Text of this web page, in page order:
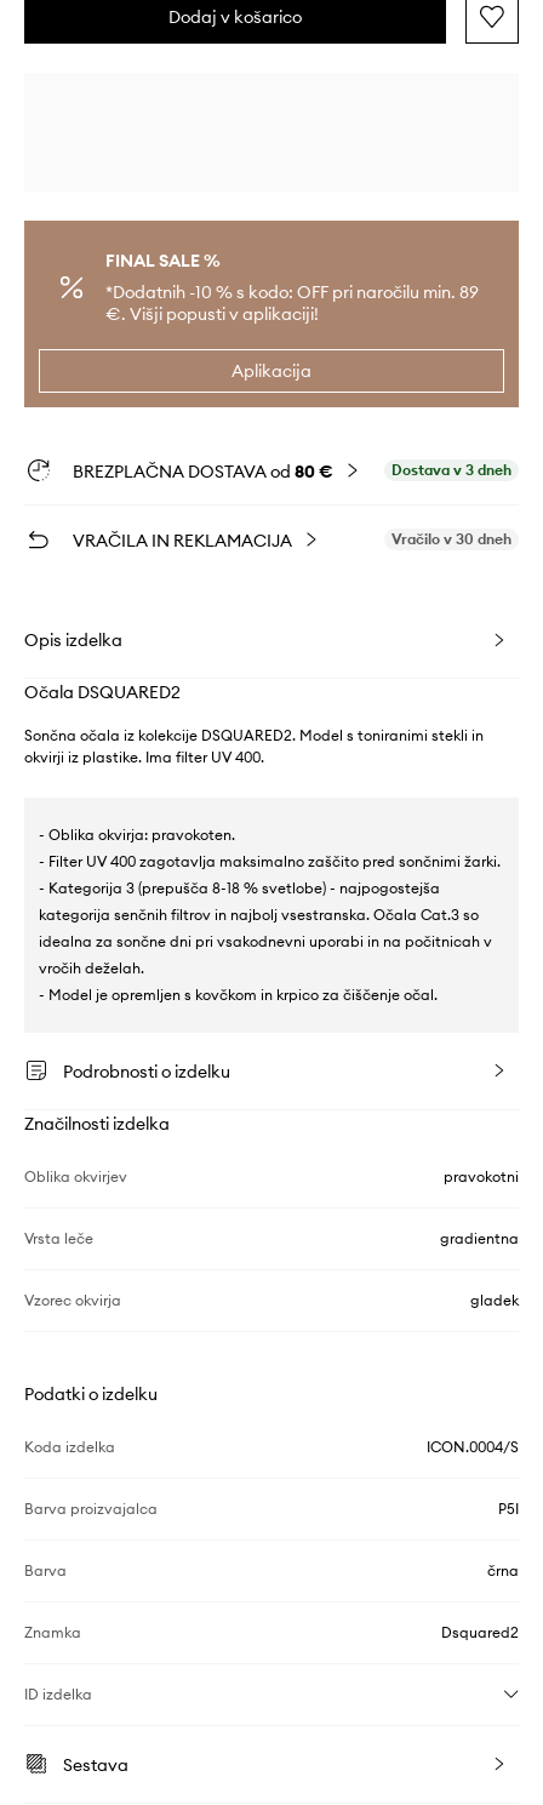
Dodaj v košarico
FINAL SALE %
*Dodatnih -10 % s kodo: OFF pri naročilu min. 89
€. Višji popusti v aplikaciji!
Aplikacija
BREZPLAČNA DOSTAVA od 80 € Dostava v 3 dneh
VRAČILA IN REKLAMACIJA Vračilo v 30 dneh
Opis izdelka
Očala DSQUARED2
Sončna očala iz kolekcije DSQUARED2. Model s toniranimi stekli in
okvirji iz plastike. Ima filter UV 400.
- Oblika okvirja: pravokoten.
- Filter UV 400 zagotavlja maksimalno zaščito pred sončnimi žarki.
- Kategorija 3 (prepušča 8-18 % svetlobe) - najpogostejša
kategorija senčnih filtrov in najbolj vsestranska. Očala Cat.3 so
idealna za sončne dni pri vsakodnevni uporabi in na počitnicah v
vročih deželah.
- Model je opremljen s kovčkom in krpico za čiščenje očal.
Podrobnosti o izdelku
Značilnosti izdelka
Oblika okvirjev pravokotni
Vrsta leče gradientna
Vzorec okvirja gladek
Podatki o izdelku
Koda izdelka ICON.0004/S
Barva proizvajalca P5I
Barva črna
Znamka Dsquared2
ID izdelka
Sestava